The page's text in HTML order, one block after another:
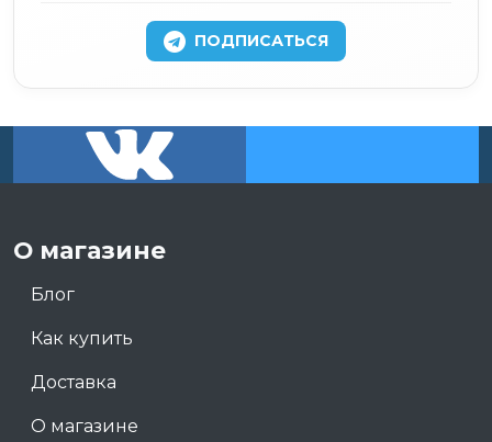
ПОДПИСАТЬСЯ
О магазине
Блог
Как купить
Доставка
О магазине